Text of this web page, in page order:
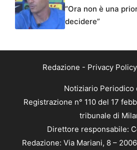
“Ora non è una
decidere”
Redazione - Privacy Policy
Notiziario Periodico
Registrazione n° 110 del 17
tribunale di
Direttore responsabile:
Redazione: Via Mariani, 8 –